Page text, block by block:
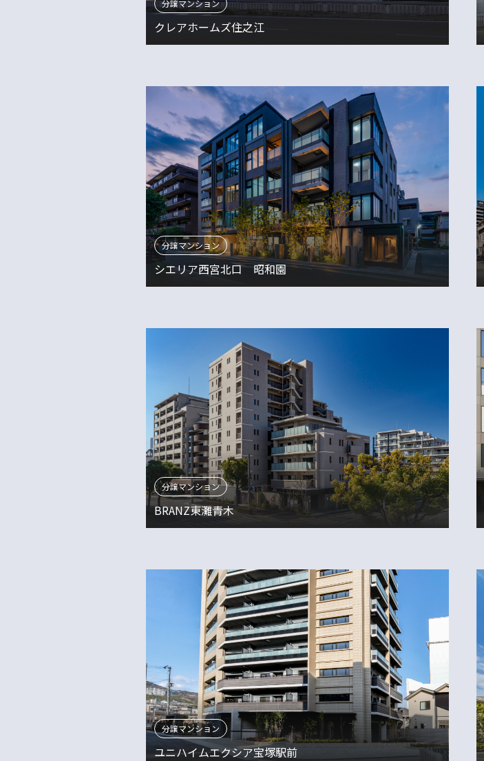
分譲マンション
クレアホームズ住之江
分譲マンション
シエリア西宮北口 昭和園
分譲マンション
BRANZ東灘青木
分譲マンション
ユニハイムエクシア宝塚駅前